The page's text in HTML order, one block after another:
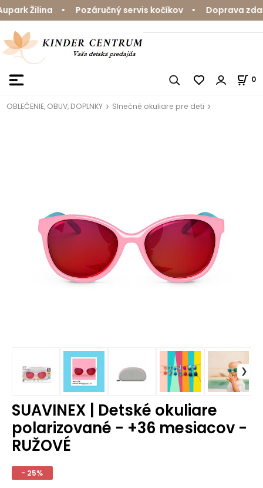
Žilina • Pozáručný servis kočíkov • Doprava
0
OBLEČENIE, OBUV, DOPLNKY Slnečné okuliare pre deti
SUAVINEX | Detské okuliare
polarizované - +36 mesiacov -
RUŽOVÉ
- 25%